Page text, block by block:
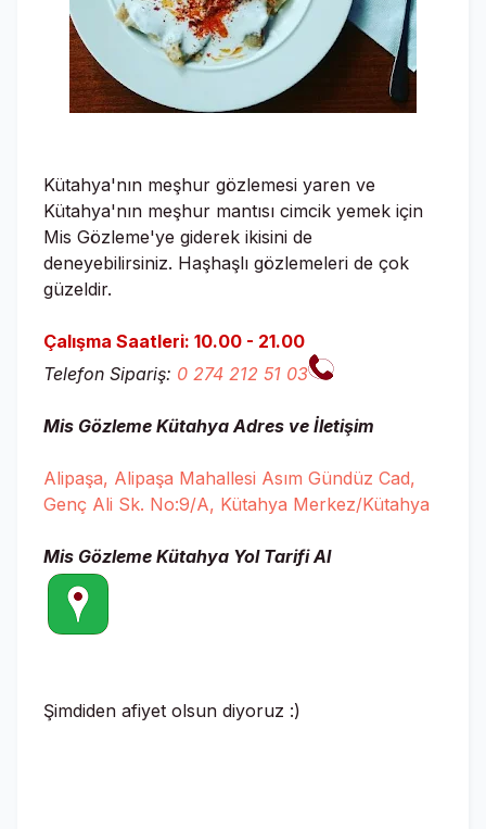
Kütahya'nın meşhur gözlemesi yaren ve
Kütahya'nın meşhur mantısı cimcik yemek için
Mis Gözleme'ye giderek ikisini de
deneyebilirsiniz. Haşhaşlı gözlemeleri de çok
güzeldir.
Çalışma Saatleri: 10.00 - 21.00
Telefon Sipariş: 0 274 212 51 03
Mis Gözleme Kütahya Adres ve İletişim
Alipaşa, Alipaşa Mahallesi Asım Gündüz Cad,
Genç Ali Sk. No:9/A, Kütahya Merkez/Kütahya
Mis Gözleme Kütahya Yol Tarifi Al
Şimdiden afiyet olsun diyoruz :)